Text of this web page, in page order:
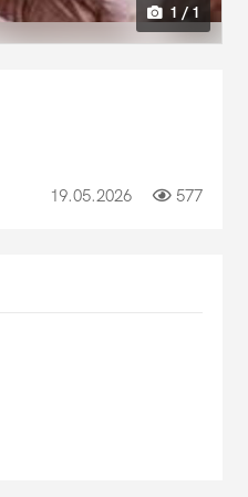
1 / 1
19.05.2026 577